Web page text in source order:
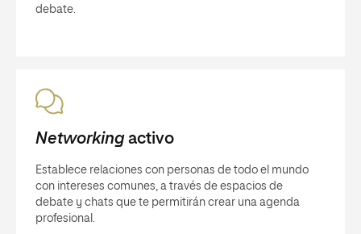
debate.
Networkingactivo
Establece relaciones con personas de todo el mundo
con intereses comunes, a través de espacios de
debate y chats que te permitirán crear una agenda
profesional.